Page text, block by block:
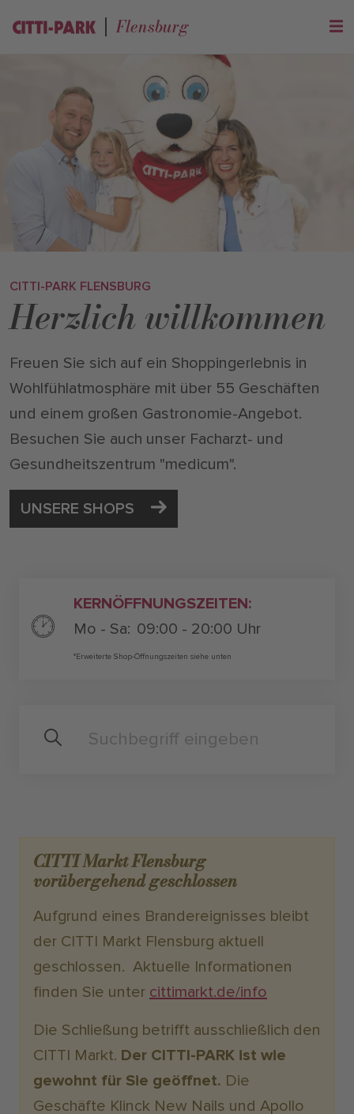
Flensburg
CITTI-PARK FLENSBURG
Herzlich willkommen
Freuen Sie sich auf ein Shoppingerlebnis in
Wohlfühlatmosphäre mit über 55 Geschäften
und einem großen Gastronomie-Angebot.
Besuchen Sie auch unser Facharzt- und
Gesundheitszentrum "medicum".
UNSERE SHOPS
KERNÖFFNUNGSZEITEN:
Mo - Sa: 09:00 - 20:00 Uhr
*Erweiterte Shop-Öffnungszeiten siehe unten
CITTI Markt Flensburg
vorübergehend geschlossen
Aufgrund eines Brandereignisses bleibt
der CITTI Markt Flensburg aktuell
geschlossen. Aktuelle Informationen
finden Sie unter cittimarkt.de/info
Die Schließung betrifft ausschließlich den
CITTI Markt. Der CITTI-PARK ist wie
gewohnt für Sie geöffnet. Die
Geschäfte Klinck New Nails und Apollo